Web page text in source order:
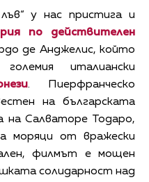
у нас пристига и
по действителен
де Анджелис, който
италиански
. Пиерфранческо
на българската
на Салваторе Тодаро,
моряци от вражески
филмът е мощен
солидарност над